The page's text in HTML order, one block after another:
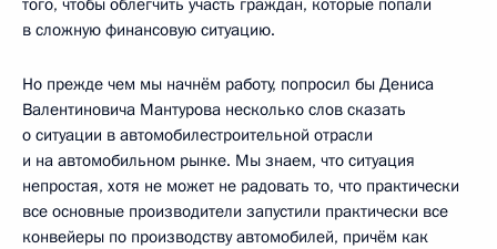
в сложную финансовую ситуацию.
Но прежде чем мы начнём работу, попросил бы Дениса
Валентиновича Мантурова несколько слов сказать
о ситуации в автомобилестроительной отрасли
и на автомобильном рынке. Мы знаем, что ситуация
непростая, хотя не может не радовать то, что практически
все основные производители запустили практически все
конвейеры по производству автомобилей, причём как